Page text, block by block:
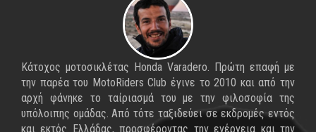
Κάτοχος μοτοσικλέτας Honda Varadero. Πρώτη επαφή με
την παρέα του MotoRiders Club έγινε το 2010 και από την
αρχή φάνηκε το ταίριασμά του με την φιλοσοφία της
υπόλοιπης ομάδας. Από τότε ταξιδεύει σε εκδρομές εντός
και εκτός Ελλάδας, προσφέροντας την ενέργεια και την